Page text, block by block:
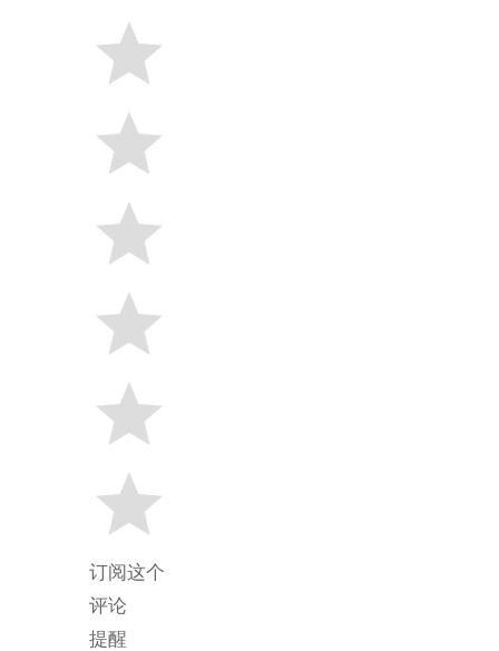
订阅这个
评论
提醒